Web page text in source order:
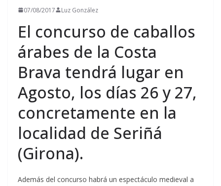
07/08/2017 Luz González
El concurso de caballos
árabes de la Costa
Brava tendrá lugar en
Agosto, los días 26 y 27,
concretamente en la
localidad de Seriñá
(Girona).
Además del concurso habrá un espectáculo medieval a